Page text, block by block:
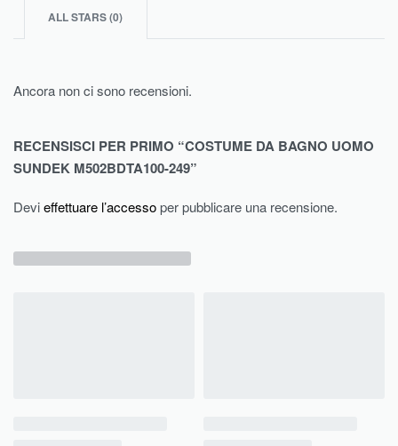
ALL STARS (0)
Ancora non ci sono recensioni.
RECENSISCI PER PRIMO “COSTUME DA BAGNO UOMO
SUNDEK M502BDTA100-249”
Devieffettuare l’accessoper pubblicare una recensione.